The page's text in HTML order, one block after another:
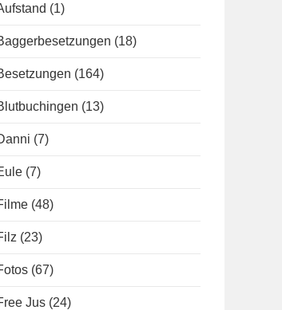
(1)
(18)
(164)
(13)
(7)
(7)
(48)
(23)
(67)
Jus (24)